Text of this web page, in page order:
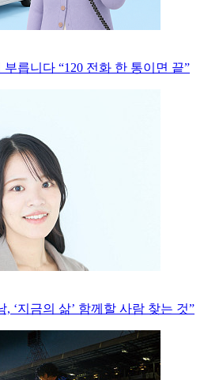
릅니다 “120 전화 한 통이면 끝”
, ‘지금의 삶’ 함께할 사람 찾는 것”